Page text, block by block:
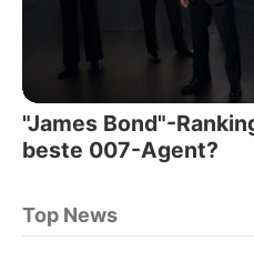
"James Bond"-
beste 007-Agent?
Top News